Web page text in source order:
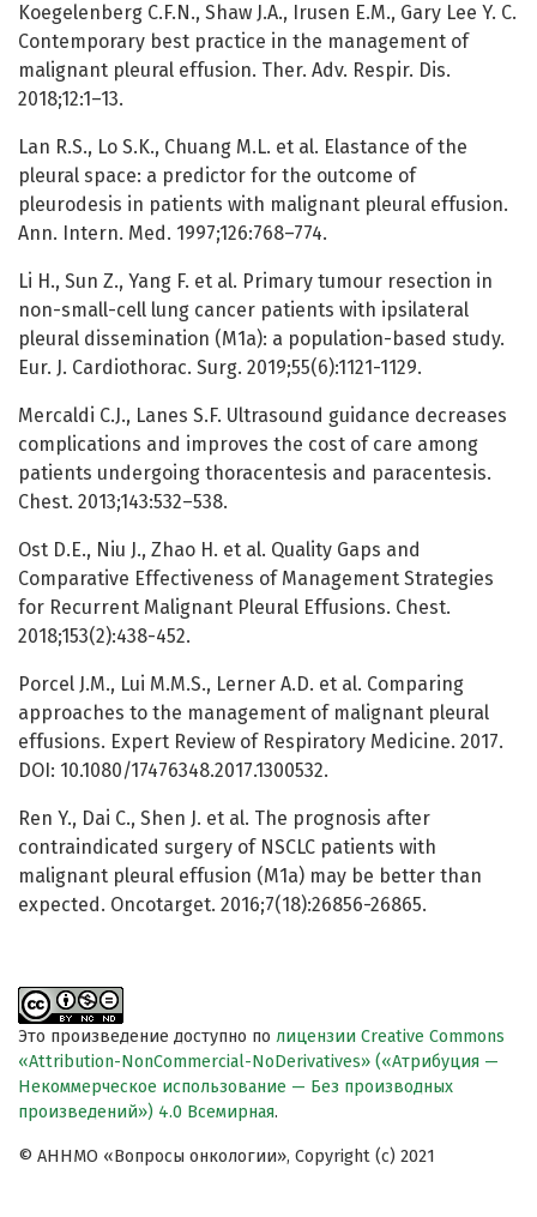
Koegelenberg C.F.N., Shaw J.A., Irusen E.M., Gary Lee Y. C.
Contemporary best practice in the management of
malignant pleural effusion. Ther. Adv. Respir. Dis.
2018;12:1–13.
Lan R.S., Lo S.K., Chuang M.L. et al. Elastance of the
pleural space: a predictor for the outcome of
pleurodesis in patients with malignant pleural effusion.
Ann. Intern. Med. 1997;126:768–774.
Li H., Sun Z., Yang F. et al. Primary tumour resection in
non-small-cell lung cancer patients with ipsilateral
pleural dissemination (M1a): a population-based study.
Eur. J. Cardiothorac. Surg. 2019;55(6):1121-1129.
Mercaldi C.J., Lanes S.F. Ultrasound guidance decreases
complications and improves the cost of care among
patients undergoing thoracentesis and paracentesis.
Chest. 2013;143:532–538.
Ost D.E., Niu J., Zhao H. et al. Quality Gaps and
Comparative Effectiveness of Management Strategies
for Recurrent Malignant Pleural Effusions. Chest.
2018;153(2):438-452.
Porcel J.M., Lui M.M.S., Lerner A.D. et al. Comparing
approaches to the management of malignant pleural
effusions. Expert Review of Respiratory Medicine. 2017.
DOI: 10.1080/17476348.2017.1300532.
Ren Y., Dai C., Shen J. et al. The prognosis after
contraindicated surgery of NSCLC patients with
malignant pleural effusion (M1a) may be better than
expected. Oncotarget. 2016;7(18):26856-26865.
Это произведение доступно по лицензии Creative Commons
«Attribution-NonCommercial-NoDerivatives» («Атрибуция —
Некоммерческое использование — Без производных
произведений») 4.0 Всемирная.
© АННМО «Вопросы онкологии», Copyright (c) 2021